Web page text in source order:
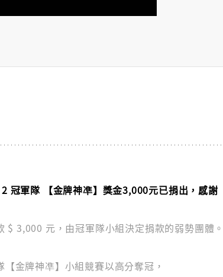
冠軍隊 【金牌神凖】獎金3,000元已捐出，感謝
$ 3,000 元，由冠軍隊小組決定捐款的弱勢團體。
金牌神凖】小組競賽以高分奪冠，